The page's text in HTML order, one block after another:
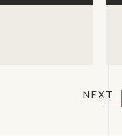
NEXT